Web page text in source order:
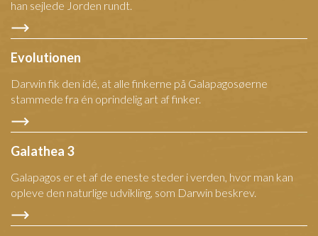
han sejlede Jorden rundt.
Evolutionen
Darwin fik den idé, at alle finkerne på Galapagosøerne
stammede fra én oprindelig art af finker.
Galathea 3
Galapagos er et af de eneste steder i verden, hvor man kan
opleve den naturlige udvikling, som Darwin beskrev.